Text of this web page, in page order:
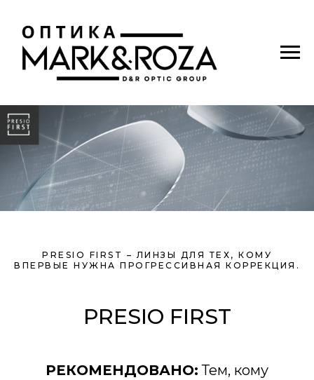
PRESIO FIRST – ЛИНЗЫ ДЛЯ ТЕХ, КОМУ
ВПЕРВЫЕ НУЖНА ПРОГРЕССИВНАЯ КОРРЕКЦИЯ.
PRESIO FIRST
РЕКОМЕНДОВАНО: Тем, кому